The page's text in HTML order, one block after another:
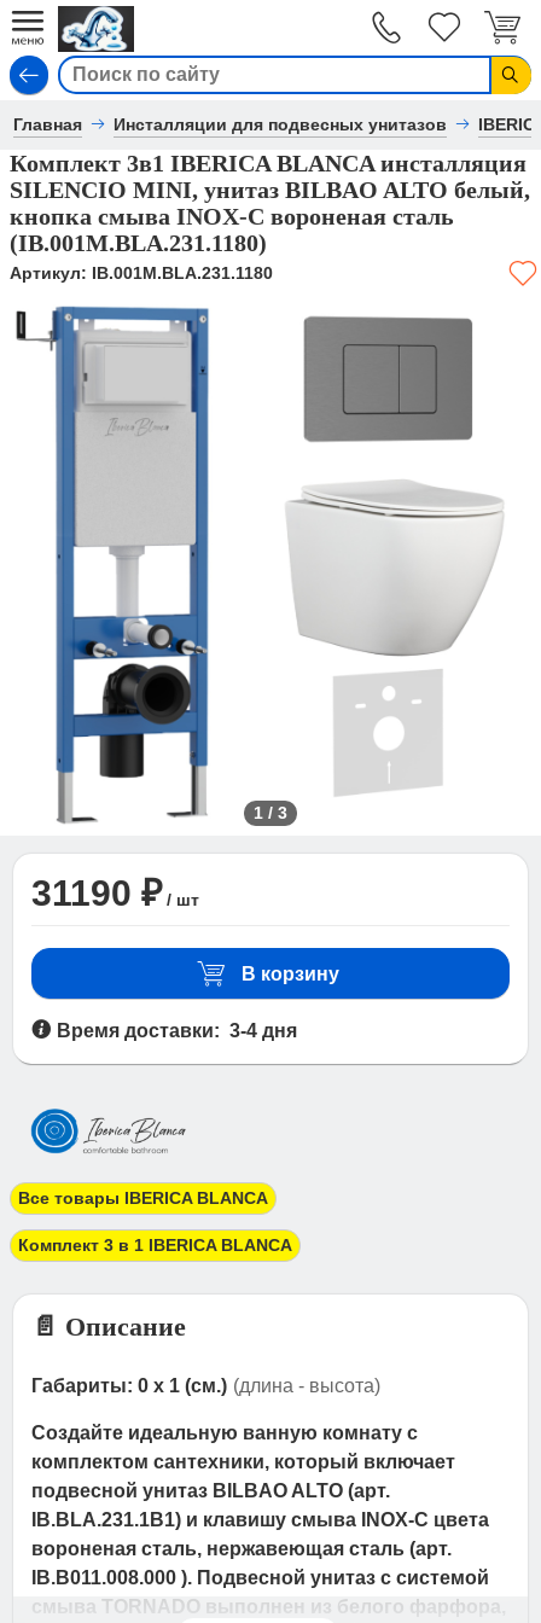
Главная Инсталляции для подвесных унитазов
Комплект 3в1 IBERICA BLANCA инсталляция
SILENCIO MINI, унитаз BILBAO ALTO белый,
кнопка смыва INOX-C вороненая сталь
(IB.001M.BLA.231.1180)
Артикул: IB.001M.BLA.231.1180
1 / 3
31190 ₽ / шт
В корзину
Время доставки: 3-4 дня
Все товары IBERICA BLANCA
Комплект 3 в 1 IBERICA BLANCA
📄 Описание
Габариты: 0 x 1 (см.) (длина - высота)
Создайте идеальную ванную комнату с
комплектом сантехники, который включает
подвесной унитаз BILBAO ALTO (арт.
IB.BLA.231.1B1) и клавишу смыва INOX-C цвета
вороненая сталь, нержавеющая сталь (арт.
IB.B011.008.000 ). Подвесной унитаз с системой
смыва TORNADO выполнен из белого фарфора,